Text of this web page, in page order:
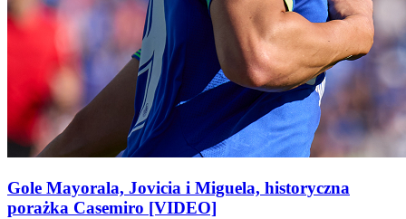
Gole Mayorala, Jovicia i Miguela, historyczna
porażka Casemiro [VIDEO]